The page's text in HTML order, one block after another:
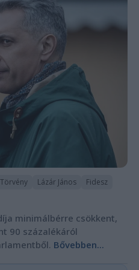
Törvény Lázár János
Fidesz
minimálbérre csökkent,
90 százalékáról
Bővebben...